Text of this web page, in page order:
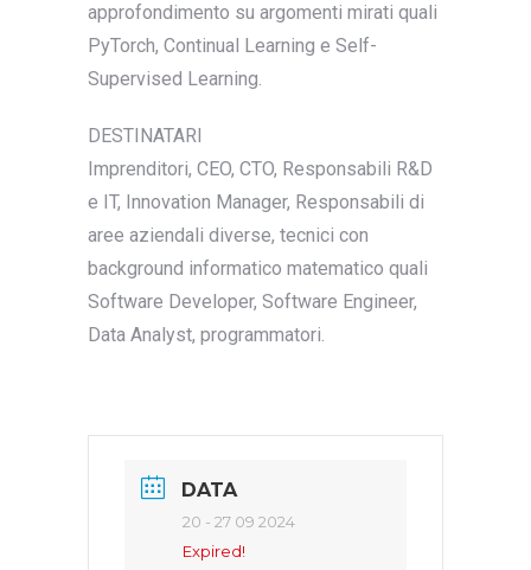
approfondimento su argomenti mirati quali
PyTorch, Continual Learning e Self-
Supervised Learning.
DESTINATARI
Imprenditori, CEO, CTO, Responsabili R&D
e IT, Innovation Manager, Responsabili di
aree aziendali diverse, tecnici con
background informatico matematico quali
Software Developer, Software Engineer,
Data Analyst, programmatori.
DATA
20 - 27 09 2024
Expired!